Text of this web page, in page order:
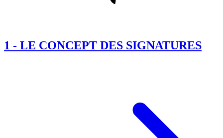
1 - LE CONCEPT DES SIGNATURES